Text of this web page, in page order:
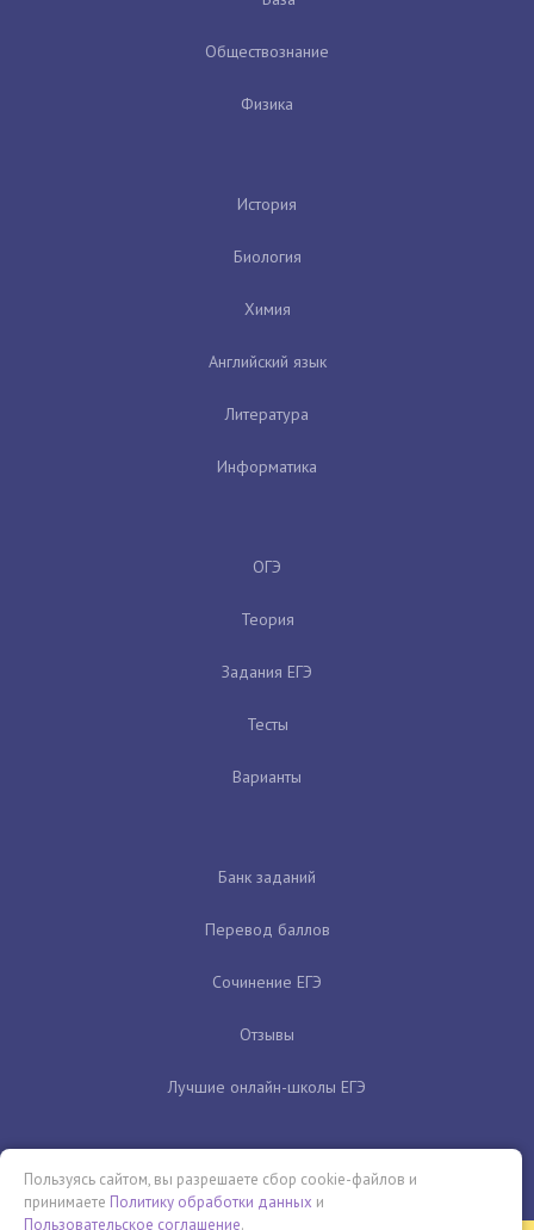
Обществознание
Физика
История
Биология
Химия
Английский язык
Литература
Информатика
ОГЭ
Теория
Задания ЕГЭ
Тесты
Варианты
Банк заданий
Перевод баллов
Сочинение ЕГЭ
Отзывы
Лучшие онлайн-школы ЕГЭ
Пользуясь сайтом, вы разрешаете сбор cookie-файлов и
принимаете Политику обработки данных и
Пользовательское соглашение.